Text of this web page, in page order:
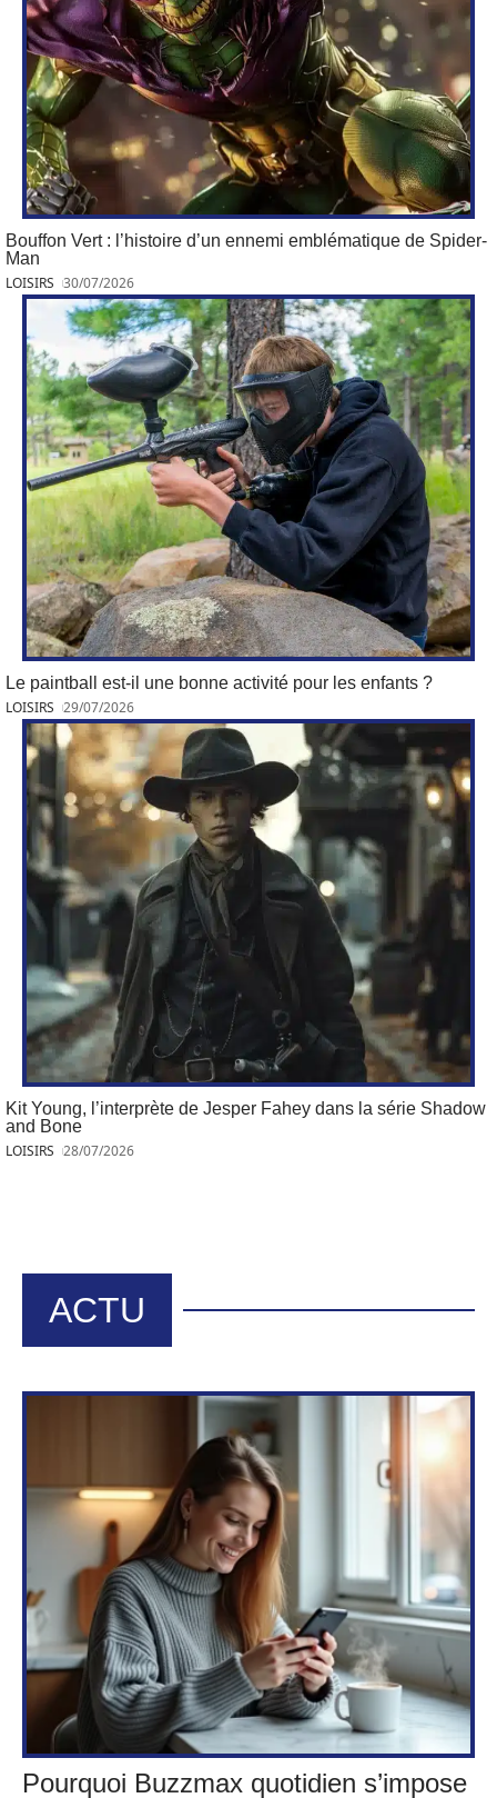
Bouffon Vert : l’histoire d’un ennemi emblématique de Spider-
Man
LOISIRS 30/07/2026
Le paintball est-il une bonne activité pour les enfants ?
LOISIRS 29/07/2026
Kit Young, l’interprète de Jesper Fahey dans la série Shadow
and Bone
LOISIRS 28/07/2026
ACTU
Pourquoi Buzzmax quotidien s’impose